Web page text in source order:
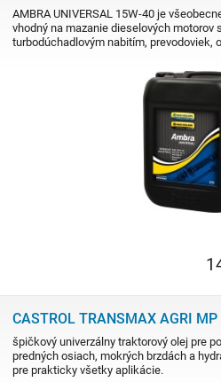
AMBRA UNIVERSAL 15W-40 je
vhodný na mazanie dieselových
turbodúchadlovým nabitím, prevodoviek,
CASTROL TRANSMAX AGRI
špičkový univerzálny traktorový olej pre
predných osiach, mokrých brzdách a
pre prakticky všetky aplikácie.